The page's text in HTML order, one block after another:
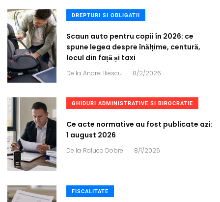
DREPTURI SI OBLIGATII
Scaun auto pentru copii în 2026: ce
spune legea despre înălțime, centură,
locul din față și taxi
De la Andrei Iliescu . 8/2/2026
GHIDURI ADMINISTRATIVE SI BIROCRATIE
Ce acte normative au fost publicate azi:
1 august 2026
De la Raluca Dobre . 8/1/2026
FISCALITATE